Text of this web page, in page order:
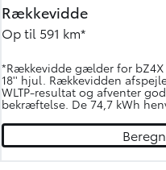
Rækkevidde
Op til 591 km*
*Rækkevidde gælder for
18'' hjul. Rækkevidden
WLTP-resultat og afventer
bekræftelse. De 74,7 kWh